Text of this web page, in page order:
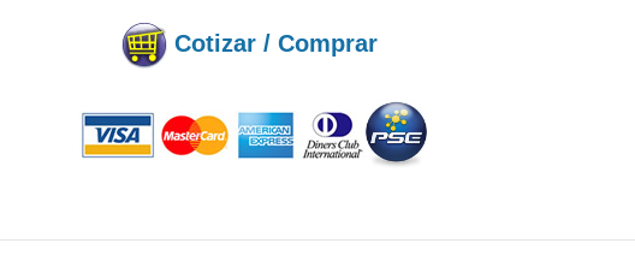
Cotizar / Comprar